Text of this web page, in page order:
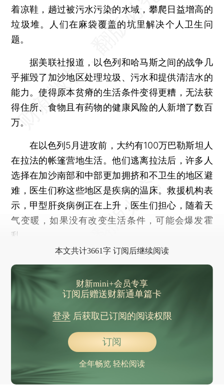
着凉鞋，趟过被污水污染的水域，攀爬日益增高的
垃圾堆。人们在麻袋覆盖的坑里解决个人卫生问
题。
据美联社报道，以色列和哈马斯之间的战争几
乎摧毁了加沙地区处理垃圾、污水和提供清洁水的
能力。使得原本贫瘠的生活条件变得更糟，无法获
得住所、食物且有药物的健康风险的人新增了数百
万。
在以色列5月进攻前，大约有100万巴勒斯坦人
在拉法的帐篷营地生活。他们逃离拉法后，许多人
选择在加沙南部和中部更加拥挤和不卫生的地区避
难，医生们称这些地区是疾病的温床。救援机构表
示，甲型肝炎病例正在上升，医生们担心，随着天
气变暖，如果没有改变生活条件，可能会爆发霍
乱。
本文共计3661字 订阅后继续阅读
财新mini+会员专享
订阅后赠送财新通单篇卡
登录后获取已订阅的阅读权限
订阅
全年畅览 轻松阅读